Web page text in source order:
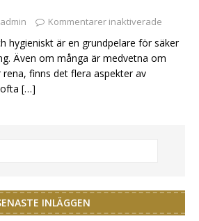
admin Kommentarer inaktiverade
hygieniskt är en grundpelare för säker
Även om många är medvetna om
finns det flera aspekter av
[…]
INLÄGGEN